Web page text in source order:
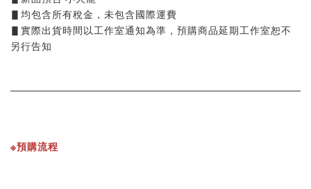
▋均包含所有稅金，未包含國際運費
▋實際出貨時間以工作室通知為準，預購商品延期工作室恕不
另行告知
※預購流程